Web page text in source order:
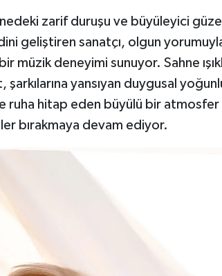
zarif duruşu ve büyüleyici
geliştiren sanatçı, olgun
deneyimi sunuyor. Sahne
yansıyan duygusal
hitap eden büyülü bir atmosfer
bırakmaya devam ediyor.